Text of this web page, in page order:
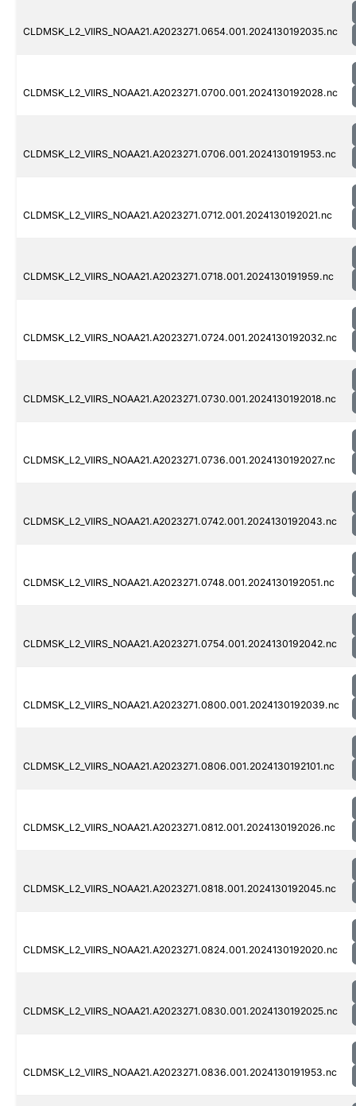
CLDMSK_L2_VIIRS_NOAA21.A2023271.0654.001.2024130192035.nc
CLDMSK_L2_VIIRS_NOAA21.A2023271.0700.001.2024130192028.nc
CLDMSK_L2_VIIRS_NOAA21.A2023271.0706.001.2024130191953.nc
CLDMSK_L2_VIIRS_NOAA21.A2023271.0712.001.2024130192021.nc
CLDMSK_L2_VIIRS_NOAA21.A2023271.0718.001.2024130191959.nc
CLDMSK_L2_VIIRS_NOAA21.A2023271.0724.001.2024130192032.nc
CLDMSK_L2_VIIRS_NOAA21.A2023271.0730.001.2024130192018.nc
CLDMSK_L2_VIIRS_NOAA21.A2023271.0736.001.2024130192027.nc
CLDMSK_L2_VIIRS_NOAA21.A2023271.0742.001.2024130192043.nc
CLDMSK_L2_VIIRS_NOAA21.A2023271.0748.001.2024130192051.nc
CLDMSK_L2_VIIRS_NOAA21.A2023271.0754.001.2024130192042.nc
CLDMSK_L2_VIIRS_NOAA21.A2023271.0800.001.2024130192039.nc
CLDMSK_L2_VIIRS_NOAA21.A2023271.0806.001.2024130192101.nc
CLDMSK_L2_VIIRS_NOAA21.A2023271.0812.001.2024130192026.nc
CLDMSK_L2_VIIRS_NOAA21.A2023271.0818.001.2024130192045.nc
CLDMSK_L2_VIIRS_NOAA21.A2023271.0824.001.2024130192020.nc
CLDMSK_L2_VIIRS_NOAA21.A2023271.0830.001.2024130192025.nc
CLDMSK_L2_VIIRS_NOAA21.A2023271.0836.001.2024130191953.nc